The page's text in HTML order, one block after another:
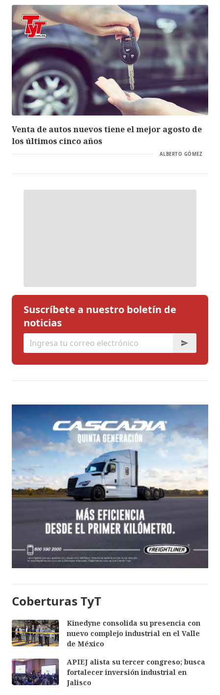
Venta de autos nuevos tiene el mejor agosto de
los últimos cinco años
ALBERTO GÓMEZ
Suscríbete a nuestro boletín de
noticias
Coberturas TyT
Kinedyne consolida su presencia con
nuevo complejo industrial en el Valle
de México
APIEJ alista su tercer congreso; busca
fortalecer inversión industrial en
Jalisco